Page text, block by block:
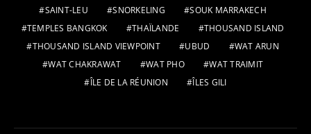
SAINT-LEU
SNORKELING
SOUK MARRAKECH
TEMPLES BANGKOK
THAÏLANDE
THOUSAND ISLAND
THOUSAND ISLAND VIEWPOINT
UBUD
WAT ARUN
WAT CHAKRAWAT
WAT PHO
WAT TRAIMIT
ÎLE DE LA RÉUNION
ÎLES GILI